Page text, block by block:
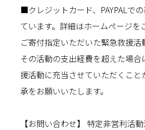
■クレジットカード、PAYPALで
ています。詳細はホームページを
ご寄付指定いただいた緊急救援活
その活動の支出経費を超えた場
援活動に充当させていただくこと
承をお願いいたします。
【お問い合わせ】 特定非営利活